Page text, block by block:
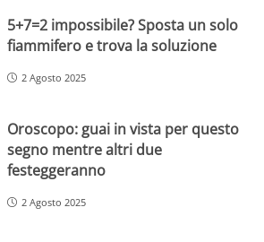
5+7=2 impossibile? Sposta un solo
fiammifero e trova la soluzione
2 Agosto 2025
Oroscopo: guai in vista per questo
segno mentre altri due
festeggeranno
2 Agosto 2025